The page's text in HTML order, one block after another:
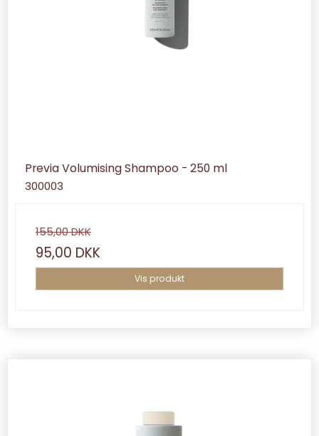
Previa Volumising Shampoo - 250 ml
300003
155,00 DKK
95,00 DKK
Vis produkt